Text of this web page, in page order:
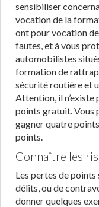
sensibiliser
vocation de la
ont pour vocation
fautes, et à vous
automobilistes
formation de
sécurité routière et
Attention, il n’existe
points gratuit. Vous
gagner quatre
points.
Connaître les
Les pertes de
délits, ou de
donner quelques